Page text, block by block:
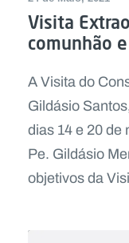
Visita
comunhão
A Visita do
Gildásio
dias 14 e 20 de
Pe. Gildásio
objetivos da